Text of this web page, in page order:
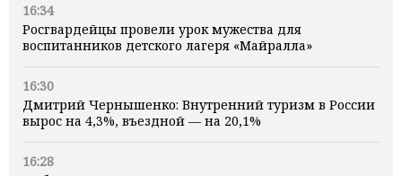
16:34
Росгвардейцы провели урок мужества для
воспитанников детского лагеря «Майралла»
16:30
Дмитрий Чернышенко: Внутренний туризм в России
вырос на 4,3%, въездной — на 20,1%
16:28